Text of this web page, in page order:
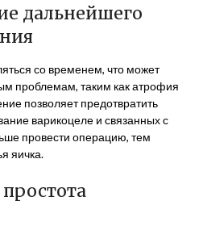
дальнейшего
со временем, что может
проблемам, таким как атрофия
позволяет предотвратить
варикоцеле и связанных с
провести операцию, тем
яичка.